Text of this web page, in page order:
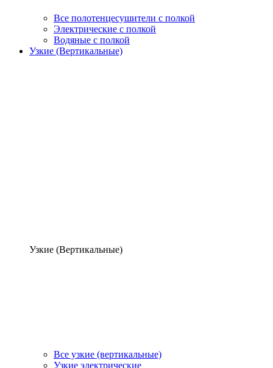
Все полотенцесушители с полкой
Электрические с полкой
Водяные с полкой
Узкие (Вертикальные)
Узкие (Вертикальные)
Все узкие (вертикальные)
Узкие электрические